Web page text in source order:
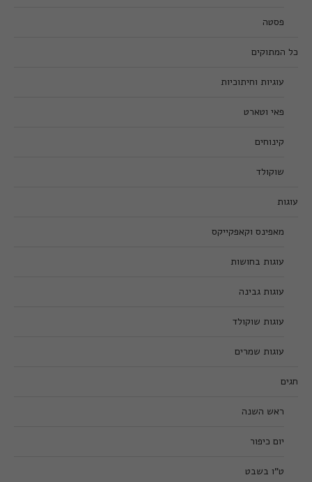
פסטה
כל המתוקים
עוגיות וחיתוכיות
פאי וטארט
קינוחים
שוקולד
עוגות
מאפינס וקאפקייקס
עוגות בחושות
עוגות גבינה
עוגות שוקולד
עוגות שמרים
חגים
ראש השנה
יום כיפור
ט”ו בשבט